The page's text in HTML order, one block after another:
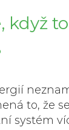
když to
to, že
systém